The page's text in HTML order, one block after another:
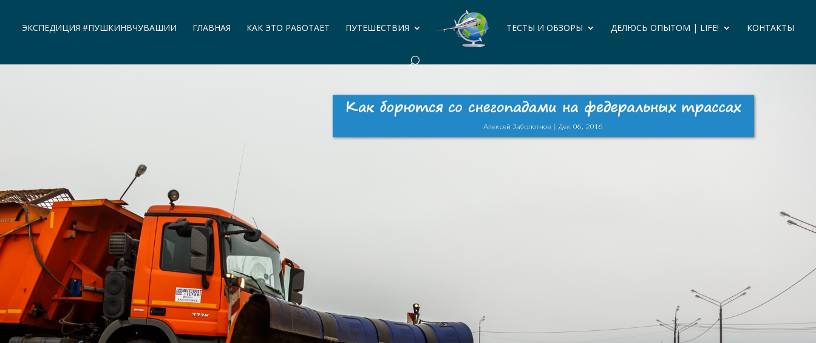
ЭКСПЕДИЦИЯ #ПУШКИНВЧУВАШИИ ГЛАВНАЯ КАК ЭТО РАБОТАЕТ ПУТЕШЕСТВИЯ ТЕСТЫ И ОБЗОРЫ ДЕЛЮСЬ ОПЫТОМ | LIFE! КОНТАКТЫ